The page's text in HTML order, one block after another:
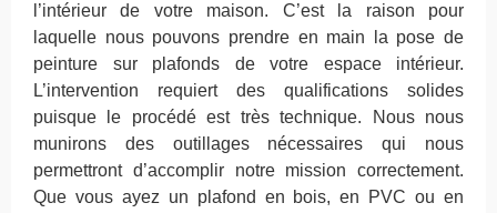
l’intérieur de votre maison. C’est la raison pour
laquelle nous pouvons prendre en main la pose de
peinture sur plafonds de votre espace intérieur.
L’intervention requiert des qualifications solides
puisque le procédé est très technique. Nous nous
munirons des outillages nécessaires qui nous
permettront d’accomplir notre mission correctement.
Que vous ayez un plafond en bois, en PVC ou en